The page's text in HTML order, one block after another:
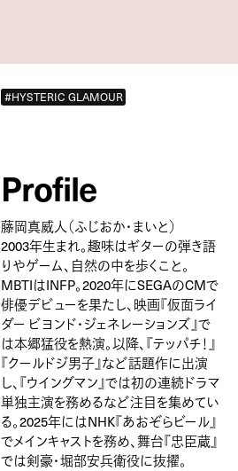
#HYSTERIC GLAMOUR
Profile
藤岡真威人（ふじおか・まいと）
2003年生まれ。趣味はギターの弾き語
りやゲーム、自然の中を歩くこと。
MBTIはINFP。2020年にSEGAのCMで
俳優デビューを果たし、映画『仮面ライ
ダー ビヨンド・ジェネレーションズ』で
は本郷猛役を熱演。以降、『テッパチ！』
『クールドジ男子』など話題作に出演
し、『ウイングマン』では初の連続ドラマ
単独主演を務めるなど注目を集めてい
る。2025年にはNHK『あおぞらビール』
でメインキャストを務め、舞台『忠臣蔵』
では剣豪・堀部安兵衛役に抜擢。